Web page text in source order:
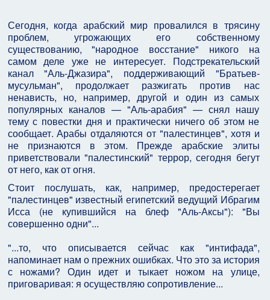
Сегодня, когда арабский мир провалился в трясину
проблем, угрожающих его собственному
существованию, "народное восстание" никого на
самом деле уже не интересует. Подстрекательский
канал "Аль-Джазира", поддерживающий "Братьев-
мусульман", продолжает разжигать против нас
ненависть, но, например, другой и один из самых
популярных каналов — "Аль-арабия" — снял нашу
тему с повестки дня и практически ничего об этом не
сообщает. Арабы отдаляются от "палестинцев", хотя и
не признаются в этом. Прежде арабские элиты
приветствовали "палестинский" террор, сегодня бегут
от него, как от огня.
Стоит послушать, как, например, предостерегает
"палестинцев" известный египетский ведущий Ибрагим
Исса (не купившийся на блеф "Аль-Аксы"): "Вы
совершенно одни"...
"...то, что описывается сейчас как "интифада",
напоминает нам о прежних ошибках. Что это за история
с ножами? Один идет и тыкает ножом на улице,
приговаривая: я осуществляю сопротивление...